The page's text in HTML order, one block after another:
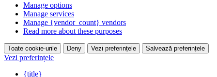
Manage options
Manage services
Manage {vendor_count} vendors
Read more about these purposes
Toate cookie-urile Deny Vezi preferințele Salvează preferințele
Vezi preferințele
{title}